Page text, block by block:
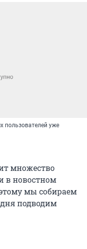
пользователей уже
множество
в новостном
мы собираем
подводим